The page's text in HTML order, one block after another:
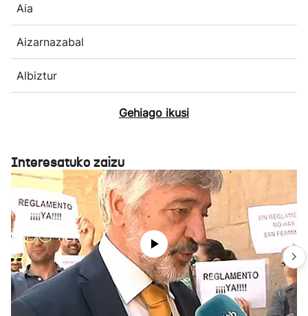
Aia
Aizarnazabal
Albiztur
Gehiago ikusi
Interesatuko zaizu